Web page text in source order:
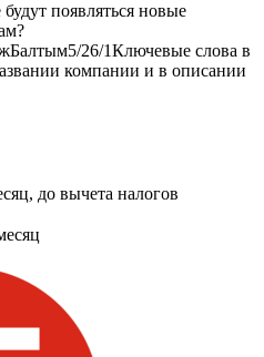
появляться новые
Балтым5/26/1Ключевые слова в
компании и в описании
до вычета налогов